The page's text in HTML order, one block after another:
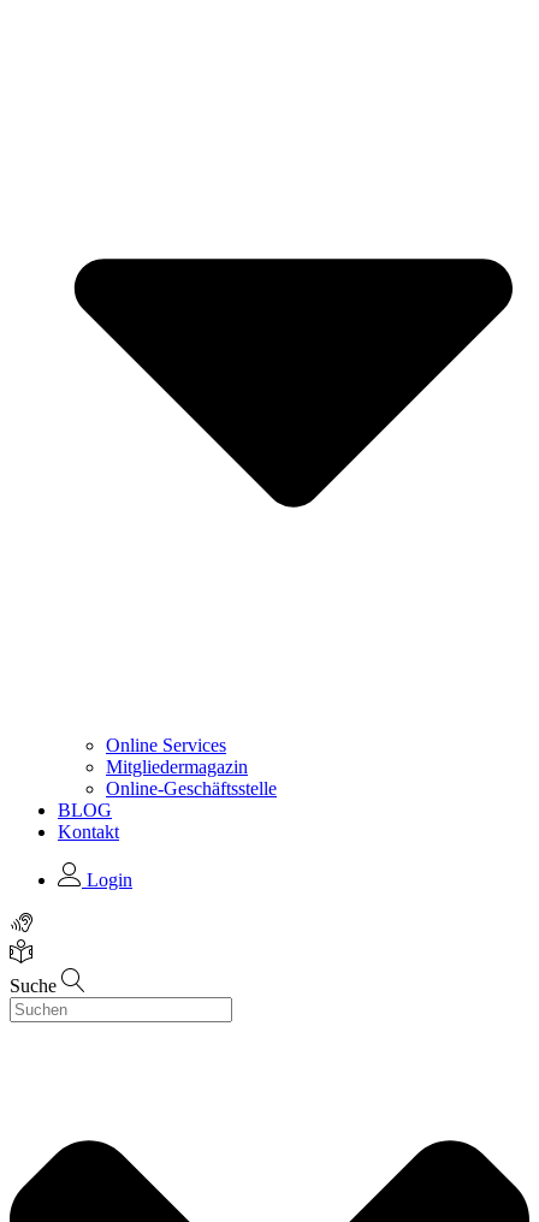
Online Services
Mitgliedermagazin
Online-Geschäftsstelle
BLOG
Kontakt
Login
Suche